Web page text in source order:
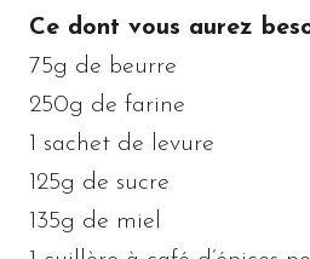
Ce dont vous aurez
75g de beurre
250g de farine
1 sachet de levure
125g de sucre
135g de miel